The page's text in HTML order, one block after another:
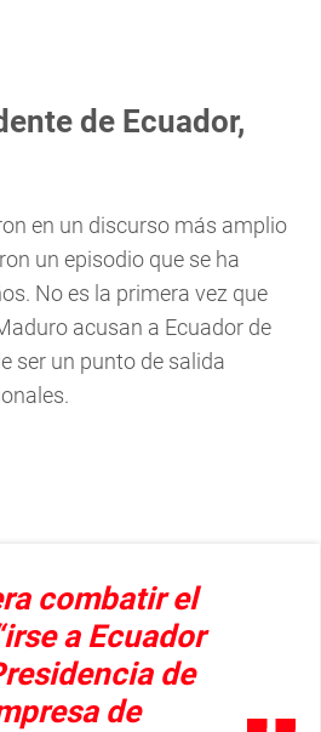
de Ecuador,
en un discurso más amplio
un episodio que se ha
No es la primera vez que
acusan a Ecuador de
ser un punto de salida
combatir el
a Ecuador
de
de